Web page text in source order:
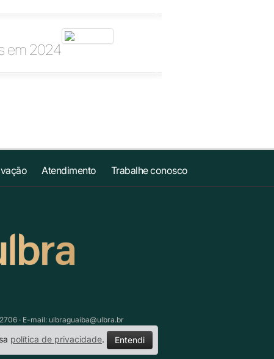
em 2024
Atendimento Trabalhe conosco
· E-mail: ulbraguaiba@ulbra.br
política de privacidade. Entendi